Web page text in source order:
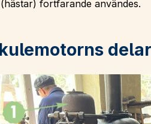
fortfarande användes.
delar